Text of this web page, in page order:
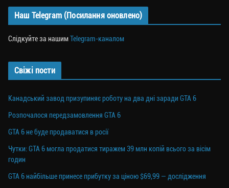
Наш Telegram (Посилання оновлено)
Слідкуйте за нашимTelegram-каналом
Свіжі пости
Канадський завод призупиняє роботу на два дні заради GTA 6
Розпочалося передзамовлення GTA 6
GTA 6 не буде продаватися в росії
Чутки: GTA 6 могла продатися тиражем 39 млн копій всього за вісім
годин
GTA 6 найбільше принесе прибутку за ціною $69,99 — дослідження